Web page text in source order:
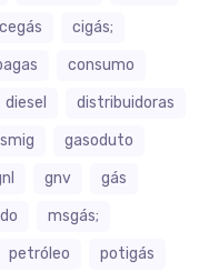
cegás
cigás;
consumo
diesel
distribuidoras
gasoduto
gnv
gás
msgás;
petróleo
potigás